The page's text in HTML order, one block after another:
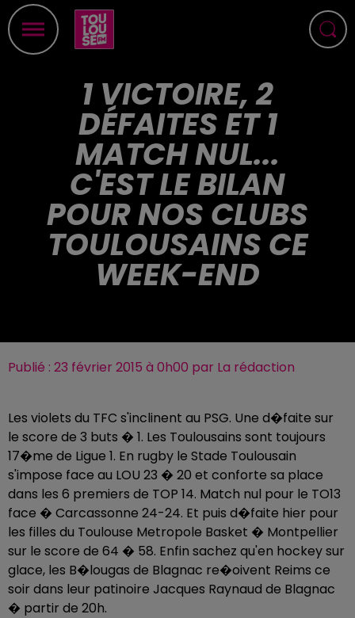
1 VICTOIRE, 2
DÉFAITES ET 1
MATCH NUL...
C'EST LE BILAN
POUR NOS CLUBS
TOULOUSAINS CE
WEEK-END
Publié : 23 février 2015 à 0h00 par La rédaction
Les violets du TFC s'inclinent au PSG. Une d�faite sur
le score de 3 buts � 1. Les Toulousains sont toujours
17�me de Ligue 1. En rugby le Stade Toulousain
s'impose face au LOU 23 � 20 et conforte sa place
dans les 6 premiers de TOP 14. Match nul pour le TO13
face � Carcassonne 24-24. Et puis d�faite hier pour
les filles du Toulouse Metropole Basket � Montpellier
sur le score de 64 � 58. Enfin sachez qu'en hockey sur
glace, les B�lougas de Blagnac re�oivent Reims ce
soir dans leur patinoire Jacques Raynaud de Blagnac
� partir de 20h.